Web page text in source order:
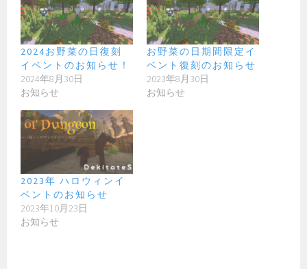
2024お野菜の日復刻
イベントのお知らせ！
2024年8月30日
お知らせ
お野菜の日期間限定イ
ベント復刻のお知らせ
2023年8月30日
お知らせ
2023年 ハロウィンイ
ベントのお知らせ
2023年10月23日
お知らせ